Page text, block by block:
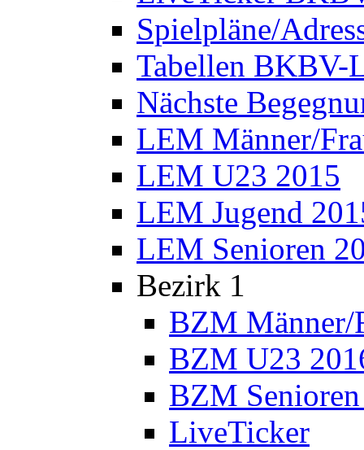
Spielpläne/
Tabellen BKBV-
Nächste
LEM Männer/
LEM U23 2015
LEM Jugend
LEM Senioren
Bezirk 1
BZM Männer/
BZM U23
BZM
LiveTicker